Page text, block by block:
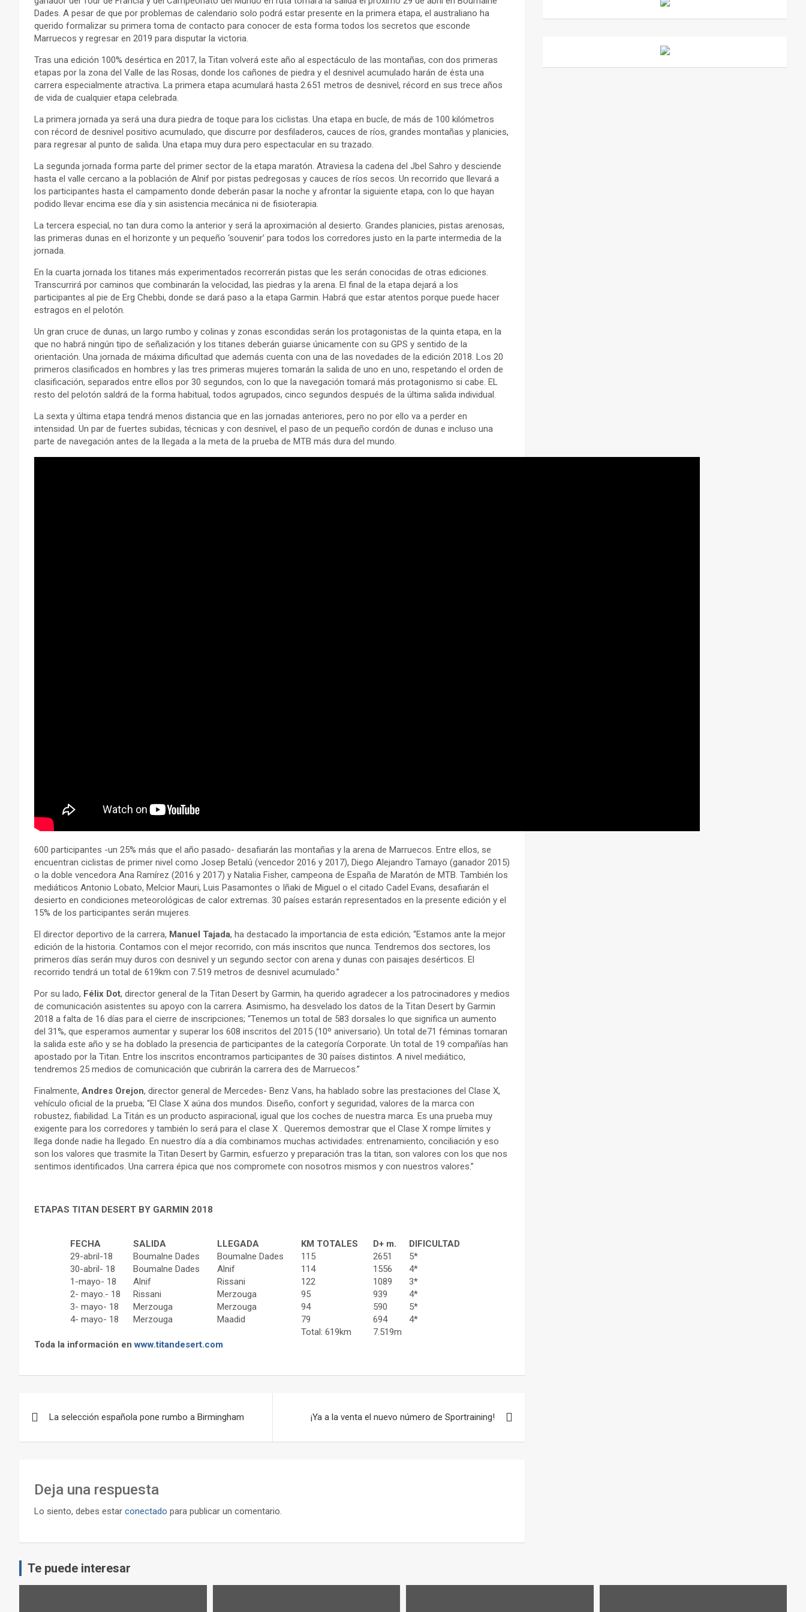
Dades. A pesar de que por problemas de calendario solo podrá estar presente en la primera etapa, el australiano ha
querido formalizar su primera toma de contacto para conocer de esta forma todos los secretos que esconde
Marruecos y regresar en 2019 para disputar la victoria.
Tras una edición 100% desértica en 2017, la Titan volverá este año al espectáculo de las montañas, con dos primeras
etapas por la zona del Valle de las Rosas, donde los cañones de piedra y el desnivel acumulado harán de ésta una
carrera especialmente atractiva. La primera etapa acumulará hasta 2.651 metros de desnivel, récord en sus trece años
de vida de cualquier etapa celebrada.
La primera jornada ya será una dura piedra de toque para los ciclistas. Una etapa en bucle, de más de 100 kilómetros
con récord de desnivel positivo acumulado, que discurre por desfiladeros, cauces de ríos, grandes montañas y planicies,
para regresar al punto de salida. Una etapa muy dura pero espectacular en su trazado.
La segunda jornada forma parte del primer sector de la etapa maratón. Atraviesa la cadena del Jbel Sahro y desciende
hasta el valle cercano a la población de Alnif por pistas pedregosas y cauces de ríos secos. Un recorrido que llevará a
los participantes hasta el campamento donde deberán pasar la noche y afrontar la siguiente etapa, con lo que hayan
podido llevar encima ese día y sin asistencia mecánica ni de fisioterapia.
La tercera especial, no tan dura como la anterior y será la aproximación al desierto. Grandes planicies, pistas arenosas,
las primeras dunas en el horizonte y un pequeño ‘souvenir’ para todos los corredores justo en la parte intermedia de la
jornada.
En la cuarta jornada los titanes más experimentados recorrerán pistas que les serán conocidas de otras ediciones.
Transcurrirá por caminos que combinarán la velocidad, las piedras y la arena. El final de la etapa dejará a los
participantes al pie de Erg Chebbi, donde se dará paso a la etapa Garmin. Habrá que estar atentos porque puede hacer
estragos en el pelotón.
Un gran cruce de dunas, un largo rumbo y colinas y zonas escondidas serán los protagonistas de la quinta etapa, en la
que no habrá ningún tipo de señalización y los titanes deberán guiarse únicamente con su GPS y sentido de la
orientación. Una jornada de máxima dificultad que además cuenta con una de las novedades de la edición 2018. Los 20
primeros clasificados en hombres y las tres primeras mujeres tomarán la salida de uno en uno, respetando el orden de
clasificación, separados entre ellos por 30 segundos, con lo que la navegación tomará más protagonismo si cabe. EL
resto del pelotón saldrá de la forma habitual, todos agrupados, cinco segundos después de la última salida individual.
La sexta y última etapa tendrá menos distancia que en las jornadas anteriores, pero no por ello va a perder en
intensidad. Un par de fuertes subidas, técnicas y con desnivel, el paso de un pequeño cordón de dunas e incluso una
parte de navegación antes de la llegada a la meta de la prueba de MTB más dura del mundo.
600 participantes -un 25% más que el año pasado- desafiarán las montañas y la arena de Marruecos. Entre ellos, se
encuentran ciclistas de primer nivel como Josep Betalú (vencedor 2016 y 2017), Diego Alejandro Tamayo (ganador 2015)
o la doble vencedora Ana Ramírez (2016 y 2017) y Natalia Fisher, campeona de España de Maratón de MTB. También los
mediáticos Antonio Lobato, Melcior Mauri, Luis Pasamontes o Iñaki de Miguel o el citado Cadel Evans, desafiarán el
desierto en condiciones meteorológicas de calor extremas. 30 países estarán representados en la presente edición y el
15% de los participantes serán mujeres.
El director deportivo de la carrera, Manuel Tajada, ha destacado la importancia de esta edición; “Estamos ante la mejor
edición de la historia. Contamos con el mejor recorrido, con más inscritos que nunca. Tendremos dos sectores, los
primeros días serán muy duros con desnivel y un segundo sector con arena y dunas con paisajes desérticos. El
recorrido tendrá un total de 619km con 7.519 metros de desnivel acumulado.”
Por su lado, Félix Dot, director general de la Titan Desert by Garmin, ha querido agradecer a los patrocinadores y medios
de comunicación asistentes su apoyo con la carrera. Asimismo, ha desvelado los datos de la Titan Desert by Garmin
2018 a falta de 16 días para el cierre de inscripciones; “Tenemos un total de 583 dorsales lo que significa un aumento
del 31%, que esperamos aumentar y superar los 608 inscritos del 2015 (10º aniversario). Un total de71 féminas tomaran
la salida este año y se ha doblado la presencia de participantes de la categoría Corporate. Un total de 19 compañías han
apostado por la Titan. Entre los inscritos encontramos participantes de 30 países distintos. A nivel mediático,
tendremos 25 medios de comunicación que cubrirán la carrera des de Marruecos.”
Finalmente, Andres Orejon, director general de Mercedes- Benz Vans, ha hablado sobre las prestaciones del Clase X,
vehículo oficial de la prueba; “El Clase X aúna dos mundos. Diseño, confort y seguridad, valores de la marca con
robustez, fiabilidad. La Titán es un producto aspiracional, igual que los coches de nuestra marca. Es una prueba muy
exigente para los corredores y también lo será para el clase X . Queremos demostrar que el Clase X rompe límites y
llega donde nadie ha llegado. En nuestro día a día combinamos muchas actividades: entrenamiento, conciliación y eso
son los valores que trasmite la Titan Desert by Garmin, esfuerzo y preparación tras la titan, son valores con los que nos
sentimos identificados. Una carrera épica que nos compromete con nosotros mismos y con nuestros valores.”
ETAPAS TITAN DESERT BY GARMIN 2018
FECHA SALIDA LLEGADA KM TOTALES D+ m.
DIFICULTAD
29-abril-18
Boumalne Dades Boumalne Dades 115 2651
5*
30-abril- 18
Boumalne Dades Alnif 114 1556
4*
1-mayo- 18
Alnif Rissani 122 1089
3*
2- mayo.- 18
Rissani Merzouga 95 939
4*
3- mayo- 18
Merzouga Merzouga 94 590
5*
4- mayo- 18
Merzouga Maadid 79 694
4*
Total: 619km
7.519m
Toda la información enwww.titandesert.com
de
La selección española pone rumbo a Birmingham ¡Ya a la venta el nuevo número de Sportraining!
Deja una respuesta
Lo siento, debes estar conectado para publicar un comentario.
Te puede interesar